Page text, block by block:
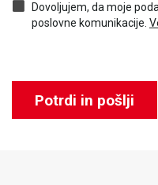
Dovoljujem, da moje
poslovne komunikacije.
Potrdi in pošlji